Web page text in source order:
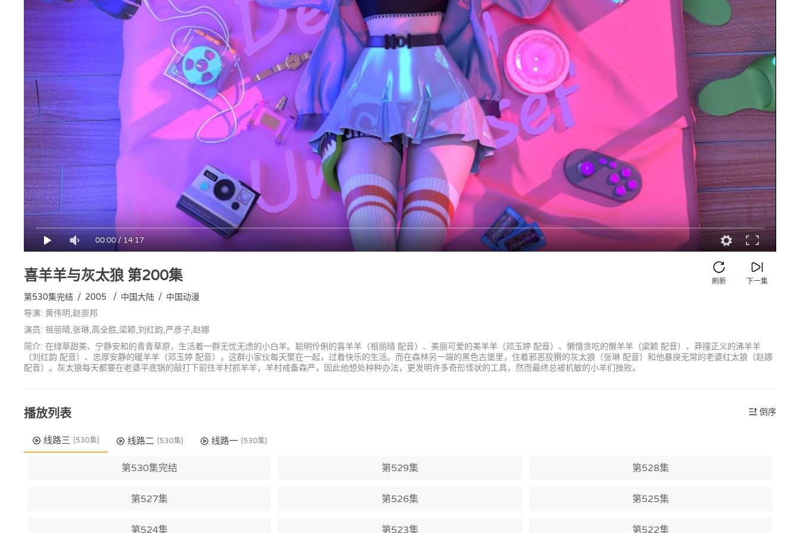
00:00/14:17
喜羊羊与灰太狼第200集 下一集
刷新
第530集完结 / 2005 / 中国大陆 / 中国动漫
导演: 黄伟明,赵崇邦
演员: 祖丽晴,张琳,高全胜,梁颖,刘红韵,严彦子,赵娜
简介: 在绿草甜美、宁静安和的青青草原，生活着一群无忧无虑的小白羊。聪明伶俐的喜羊羊（祖丽晴 配音）、美丽可爱的美羊羊（邓玉婷 配音）、懒惰贪吃的懒羊羊（梁颖 配音）、莽撞正义的沸羊羊
（刘红韵 配音）、忠厚安静的暖羊羊（邓玉婷 配音），这群小家伙每天聚在一起，过着快乐的生活。而在森林另一端的黑色古堡里，住着邪恶狡猾的灰太狼（张琳 配音）和他暴戾无常的老婆红太狼（赵娜
配音）。灰太狼每天都要在老婆平底锅的敲打下前往羊村抓羊羊，羊村戒备森严，因此他想处种种办法，更发明许多奇形怪状的工具，然而最终总被机敏的小羊们挫败。
播放列表 倒序
线路三 (530集) 线路二 (530集) 线路一 (530集)
第530集完结 第529集 第528集
第527集 第526集 第525集
第524集 第523集 第522集